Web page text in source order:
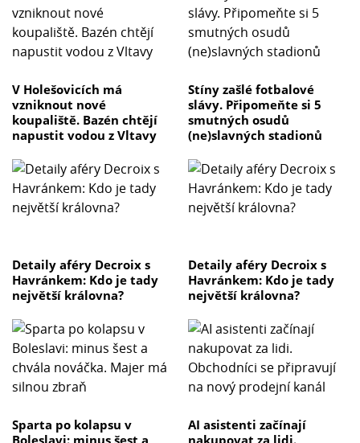
V Holešovicích má
vzniknout nové
koupaliště. Bazén chtějí
napustit vodou z Vltavy
Stíny zašlé fotbalové
slávy. Připomeňte si 5
smutných osudů
(ne)slavných stadionů
Detaily aféry Decroix s
Havránkem: Kdo je tady
největší královna?
Detaily aféry Decroix s
Havránkem: Kdo je tady
největší královna?
Sparta po kolapsu v
Boleslavi: minus šest a
AI asistenti začínají
nakupovat za lidi.